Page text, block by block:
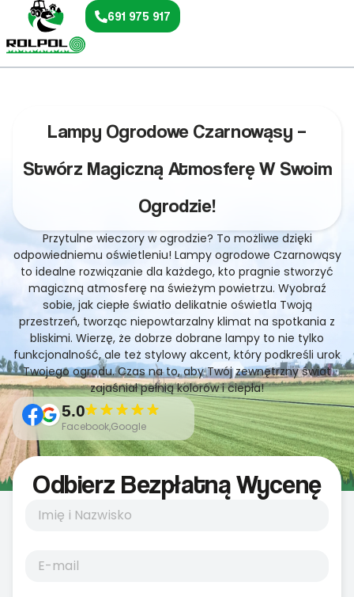
691 975 917
Lampy Ogrodowe Czarnowąsy –
Stwórz Magiczną Atmosferę W Swoim
Ogrodzie!
Przytulne wieczory w ogrodzie? To możliwe dzięki
odpowiedniemu oświetleniu! Lampy ogrodowe Czarnowąsy
to idealne rozwiązanie dla każdego, kto pragnie stworzyć
magiczną atmosferę na świeżym powietrzu. Wyobraź
sobie, jak ciepłe światło delikatnie oświetla Twoją
przestrzeń, tworząc niepowtarzalny klimat na spotkania z
bliskimi. Wierzę, że dobrze dobrane lampy to nie tylko
funkcjonalność, ale też stylowy akcent, który podkreśli urok
Twojego ogrodu. Czas na to, aby Twój zewnętrzny świat
zajaśniał pełnią kolorów i ciepła!
5.0
Facebook,Google
Odbierz Bezpłatną Wycenę